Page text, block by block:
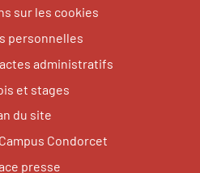
sur les cookies
personnelles
administratifs
et stages
du site
Condorcet
presse